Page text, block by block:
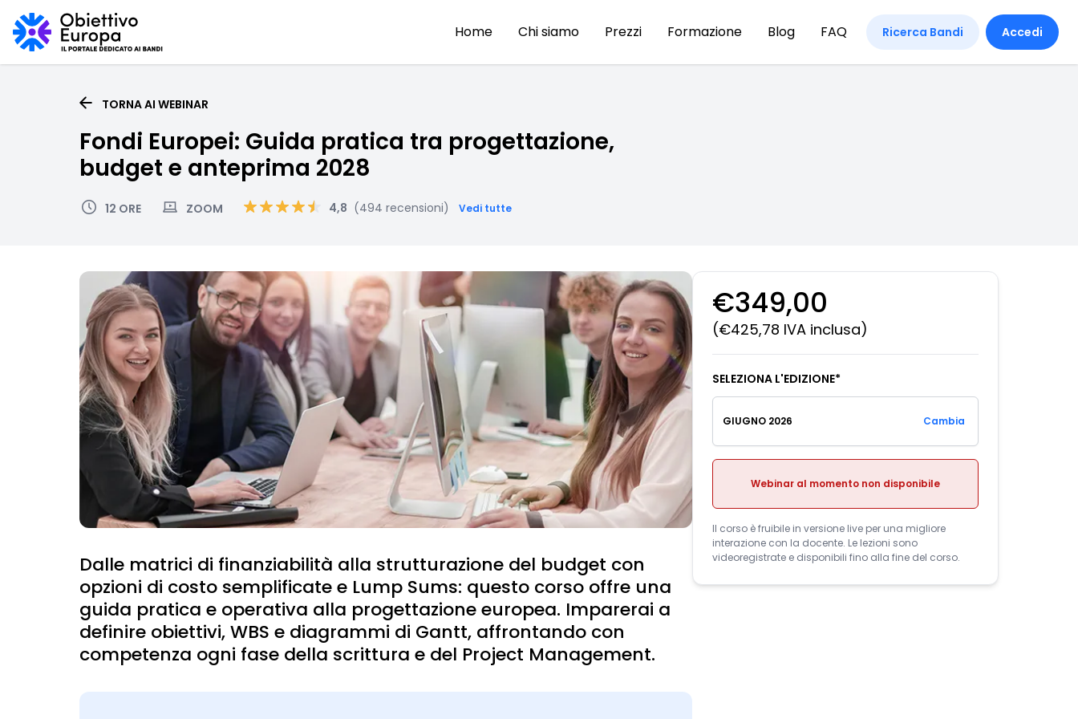
Home Chi siamo Prezzi Formazione Blog FAQ Ricerca Bandi Accedi
TORNA AI WEBINAR
Fondi Europei: Guida pratica tra progettazione,
budget e anteprima 2028
12 ORE ZOOM 4,8 (494 recensioni) Vedi tutte
Dalle matrici di finanziabilità alla strutturazione del budget con
opzioni di costo semplificate e Lump Sums: questo corso offre una
guida pratica e operativa alla progettazione europea. Imparerai a
definire obiettivi, WBS e diagrammi di Gantt, affrontando con
competenza ogni fase della scrittura e del Project Management.
€349,00
(€425,78 IVA inclusa)
SELEZIONA L'EDIZIONE*
GIUGNO 2026 Cambia
Webinar al momento non disponibile
Il corso è fruibile in versione live per una migliore
interazione con la docente. Le lezioni sono
videoregistrate e disponibili fino alla fine del corso.